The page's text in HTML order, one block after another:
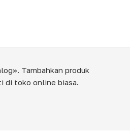
Tambahkan produk
di toko online biasa.